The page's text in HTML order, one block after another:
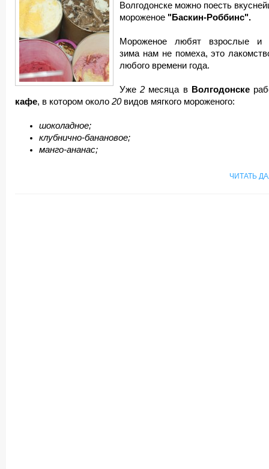
Волгодонске можно поесть
мороженое "Баскин-Роббинс".
Мороженое любят взрослые и
зима нам не помеха, это
любого времени года.
Уже2 месяца в Волгодонске
кафе, в котором около 20видов мягкого мороженого:
шоколадное;
клубнично-банановое;
манго-ананас;
ЧИТАТЬ